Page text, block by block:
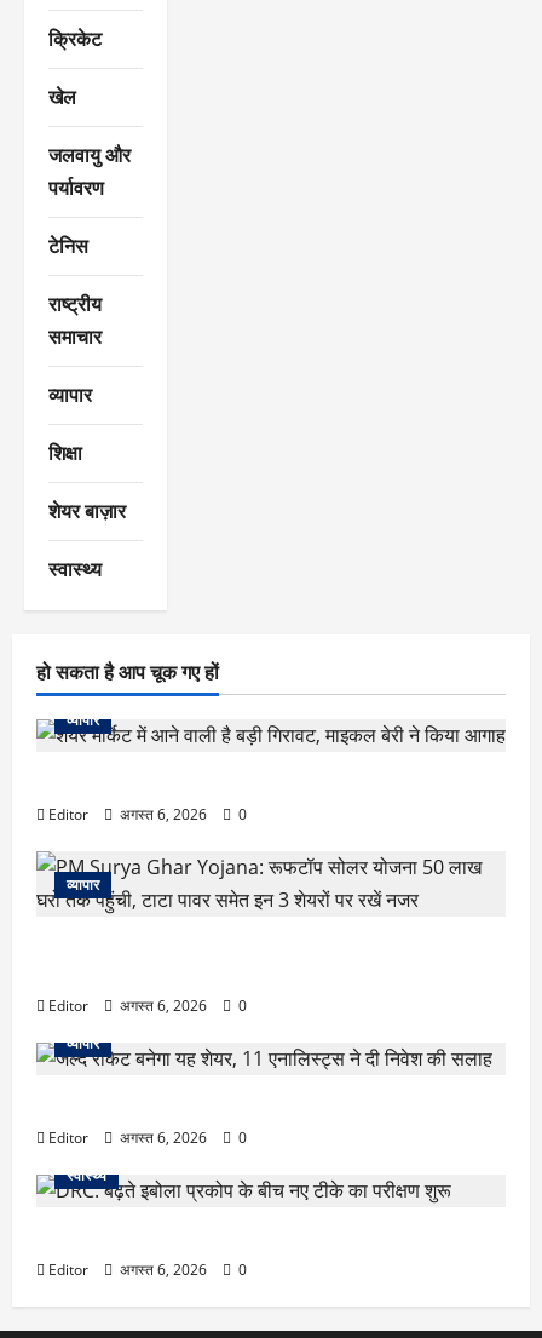
क्रिकेट
खेल
जलवायु और
पर्यावरण
टेनिस
राष्ट्रीय
समाचार
व्यापार
शिक्षा
शेयर बाज़ार
स्वास्थ्य
हो सकता है आप चूक गए हों
व्यापार
Editor अगस्त 6, 2026 0
व्यापार
Editor अगस्त 6, 2026
0
व्यापार
Editor अगस्त 6, 2026
0
स्वास्थ्य
Editor अगस्त 6, 2026 0